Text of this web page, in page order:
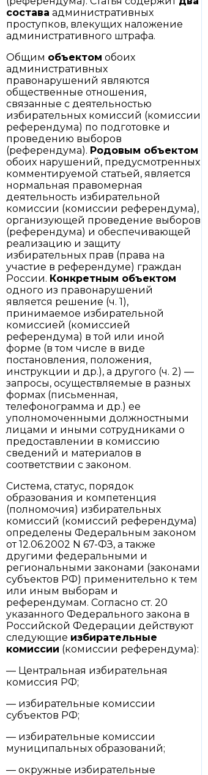
состава административных
проступков, влекущих наложение
административного штрафа.
Общим объектом обоих
административных
правонарушений являются
общественные отношения,
связанные с деятельностью
избирательных комиссий (комиссии
референдума) по подготовке и
проведению выборов
(референдума). Родовым объектом
обоих нарушений, предусмотренных
комментируемой статьей, является
нормальная правомерная
деятельность избирательной
комиссии (комиссии референдума),
организующей проведение выборов
(референдума) и обеспечивающей
реализацию и защиту
избирательных прав (права на
участие в референдуме) граждан
России. Конкретным объектом
одного из правонарушений
является решение (ч. 1),
принимаемое избирательной
комиссией (комиссией
референдума) в той или иной
форме (в том числе в виде
постановления, положения,
инструкции и др.), а другого (ч. 2) —
запросы, осуществляемые в разных
формах (письменная,
телефонограмма и др.) ее
уполномоченными должностными
лицами и иными сотрудниками о
предоставлении в комиссию
сведений и материалов в
соответствии с законом.
Система, статус, порядок
образования и компетенция
(полномочия) избирательных
комиссий (комиссий референдума)
определены Федеральным законом
от 12.06.2002 N 67-ФЗ, а также
другими федеральными и
региональными законами (законами
субъектов РФ) применительно к тем
или иным выборам и
референдумам. Согласно ст. 20
указанного Федерального закона в
Российской Федерации действуют
следующие избирательные
комиссии (комиссии референдума):
— Центральная избирательная
комиссия РФ;
— избирательные комиссии
субъектов РФ;
— избирательные комиссии
муниципальных образований;
— окружные избирательные